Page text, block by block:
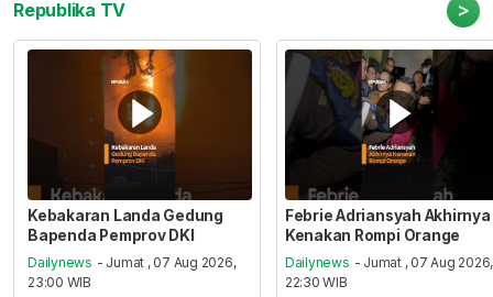
Republika TV >
Kebakaran Landa Gedung
Bapenda Pemprov DKI
Dailynews - Jumat , 07 Aug 2026,
23:00 WIB
Febrie Adriansyah Akhirnya
Kenakan Rompi Orange
Dailynews - Jumat , 07 Aug 2026,
22:30 WIB